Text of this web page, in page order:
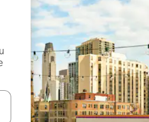
със стрелки нагоре и